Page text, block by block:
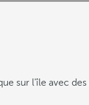
sur l'île avec